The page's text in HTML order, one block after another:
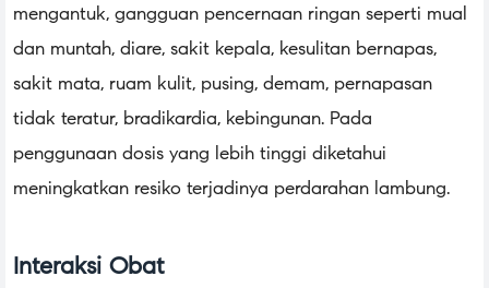
mengantuk, gangguan pencernaan ringan seperti mual
dan muntah, diare, sakit kepala, kesulitan bernapas,
sakit mata, ruam kulit, pusing, demam, pernapasan
tidak teratur, bradikardia, kebingunan. Pada
penggunaan dosis yang lebih tinggi diketahui
meningkatkan resiko terjadinya perdarahan lambung.
Interaksi Obat